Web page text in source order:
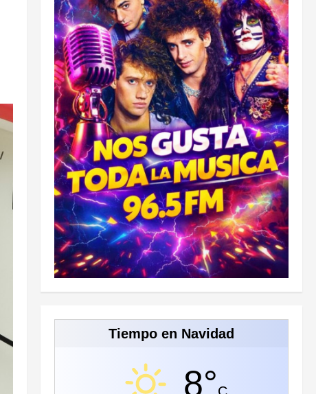
Tiempo en Navidad
8°